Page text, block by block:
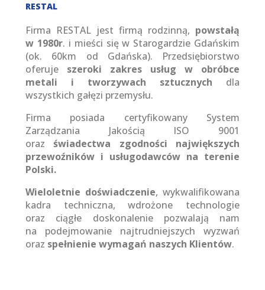
RESTAL
Firma RESTAL jest firmą rodzinną, powstałą
w 1980r. i mieści się w Starogardzie Gdańskim
(ok. 60km od Gdańska). Przedsiębiorstwo
oferuje szeroki zakres usług w obróbce
metali i tworzywach sztucznych dla
wszystkich gałęzi przemysłu.
Firma posiada certyfikowany System
Zarządzania Jakością ISO 9001
orazświadectwa zgodności największych
przewoźników i usługodawców na terenie
Polski.
Wieloletnie doświadczenie, wykwalifikowana
kadra techniczna, wdrożone technologie
oraz ciągłe doskonalenie pozwalają nam
na podejmowanie najtrudniejszych wyzwań
oraz spełnienie wymagań naszych Klientów.